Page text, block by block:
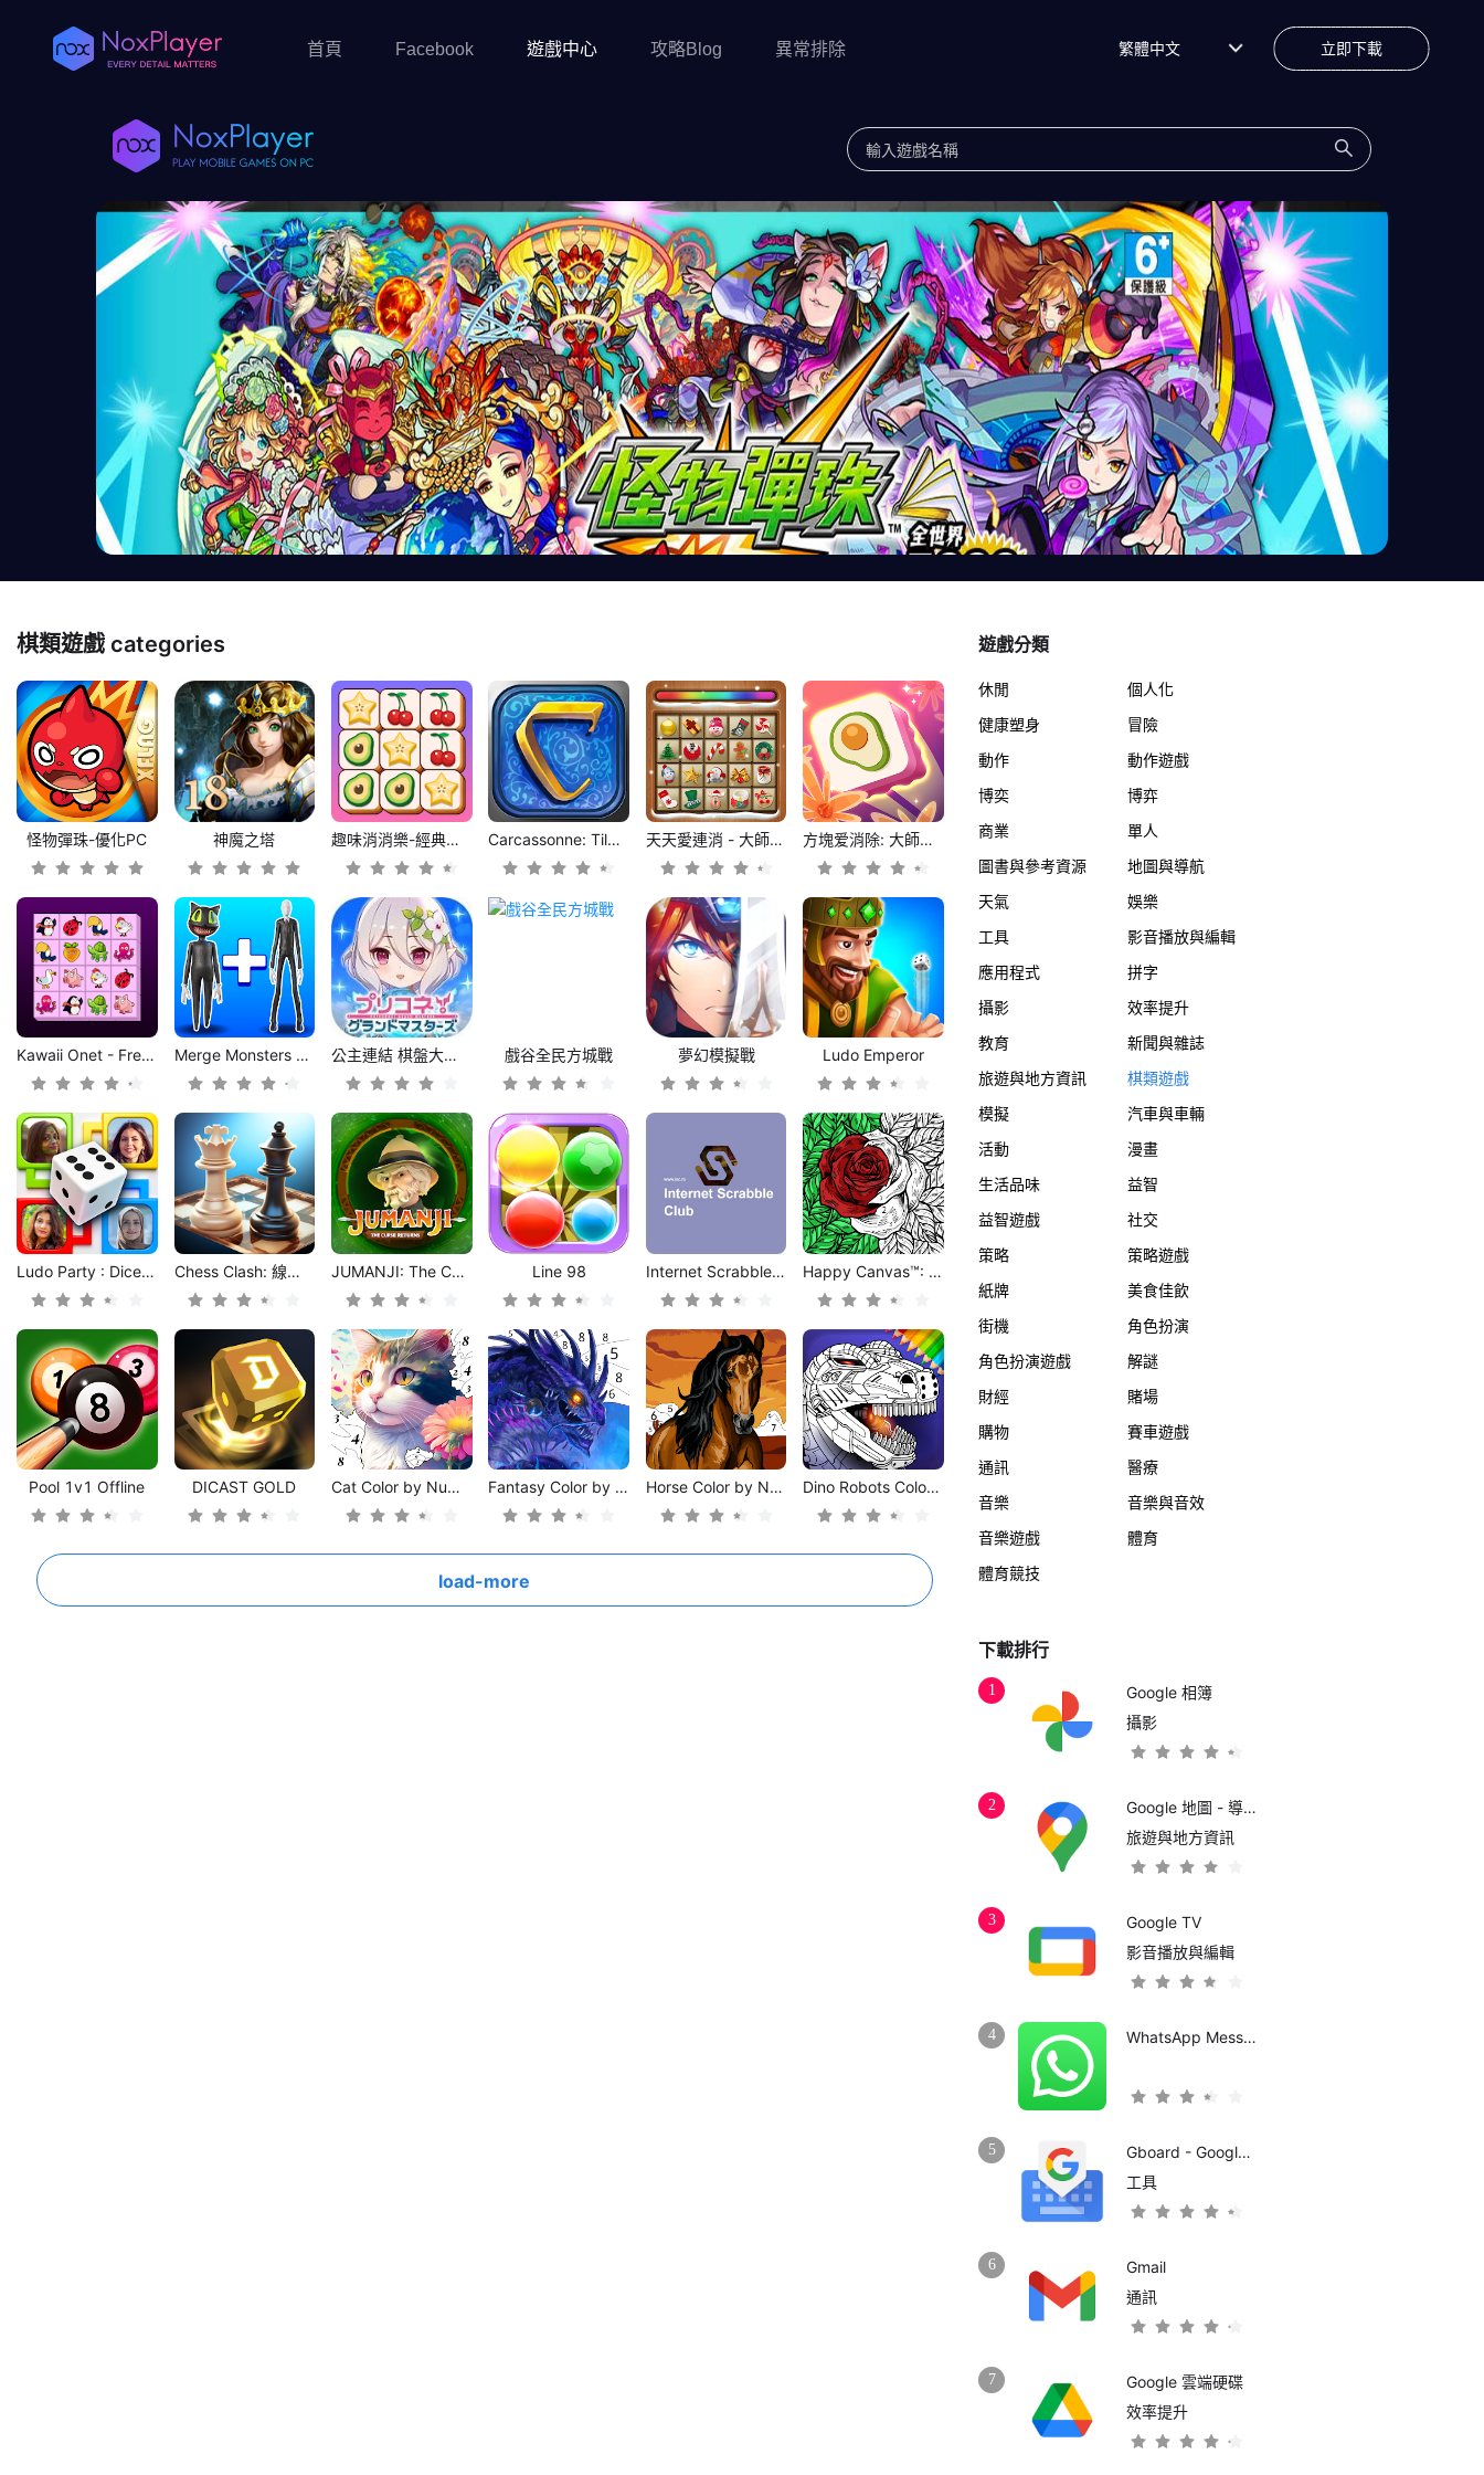
首頁 Facebook 遊戲中心 攻略Blog 異常排除 繁體中文 立即下載
棋類遊戲 categories
怪物彈珠-優化PC 神魔之塔 趣味消消樂-經典益智匹配消除遊戲 Carcassonne: Tiles & Tactics 天天愛連消 - 大師愛玩的連線消除遊戲 方塊爱消除: 大師愛玩的經典消除麻將游戲
Kawaii Onet - Free Connect Animals 2020 Merge Monsters Army 公主連結 棋盤大師 PC 戲谷全民方城戰 夢幻模擬戰 Ludo Emperor
Ludo Party : Dice Board Game Chess Clash: 線上遊玩 JUMANJI: The Curse Returns Line 98 Internet Scrabble Club (ONLY 3 MB!) Happy Canvas™: Color by Number
Pool 1v1 Offline DICAST GOLD Cat Color by Number Paint Game Fantasy Color by Number Game Horse Color by Number Dino Robots Coloring for Boys
load-more
遊戲分類
休閒
個人化
健康塑身
冒險
動作
動作遊戲
博奕
博弈
商業
單人
圖書與參考資源
地圖與導航
天氣
娛樂
工具
影音播放與編輯
應用程式
拼字
攝影
效率提升
教育
新聞與雜誌
旅遊與地方資訊
棋類遊戲
模擬
汽車與車輛
活動
漫畫
生活品味
益智
益智遊戲
社交
策略
策略遊戲
紙牌
美食佳飲
街機
角色扮演
角色扮演遊戲
解謎
財經
賭場
購物
賽車遊戲
通訊
醫療
音樂
音樂與音效
音樂遊戲
體育
體育競技
下載排行
1
Google 相簿
攝影
2
Google 地圖 - 導航和大眾運輸
旅遊與地方資訊
3
Google TV
影音播放與編輯
4 WhatsApp Messenger
5
Gboard - Google 鍵盤
工具
6
Gmail
通訊
7
Google 雲端硬碟
效率提升